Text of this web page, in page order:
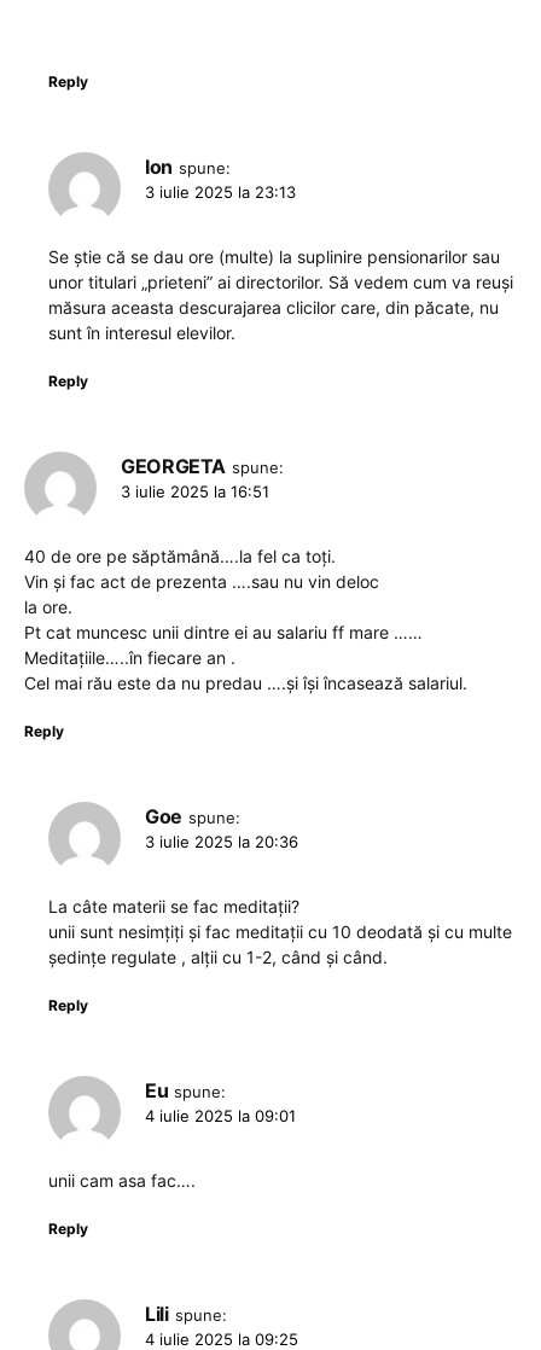
Reply
Ion spune:
3 iulie 2025 la 23:13
Se știe că se dau ore (multe) la suplinire pensionarilor sau
unor titulari „prieteni” ai directorilor. Să vedem cum va reuși
măsura aceasta descurajarea clicilor care, din păcate, nu
sunt în interesul elevilor.
Reply
GEORGETA spune:
3 iulie 2025 la 16:51
40 de ore pe săptămână….la fel ca toți.
Vin și fac act de prezenta ….sau nu vin deloc
la ore.
Pt cat muncesc unii dintre ei au salariu ff mare ……
Meditațiile…..în fiecare an .
Cel mai rău este da nu predau ….și își încasează salariul.
Reply
Goe spune:
3 iulie 2025 la 20:36
La câte materii se fac meditații?
unii sunt nesimțiți și fac meditații cu 10 deodată și cu multe
ședințe regulate , alții cu 1-2, când și când.
Reply
Eu spune:
4 iulie 2025 la 09:01
unii cam asa fac….
Reply
Lili spune:
4 iulie 2025 la 09:25